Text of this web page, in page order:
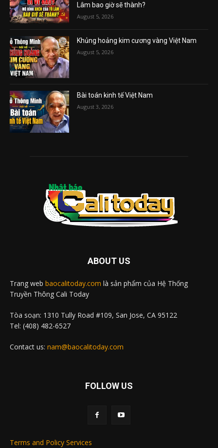
Lâm bao giờ sẽ thành?
August 5, 2026
Khủng hoảng kim cương vàng Việt Nam
August 5, 2026
Bài toán kinh tế Việt Nam
August 3, 2026
ABOUT US
Trang web baocalitoday.com là sản phẩm của Hệ Thống
Truyền Thông Cali Today
Tòa soạn: 1310 Tully Road #109, San Jose, CA 95122
Tel: (408) 482-6527
Contact us: nam@baocalitoday.com
FOLLOW US
Terms and Policy Services